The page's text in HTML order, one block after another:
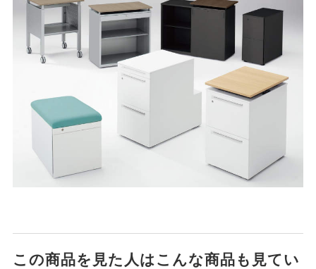
この商品を見た人はこんな商品も見てい